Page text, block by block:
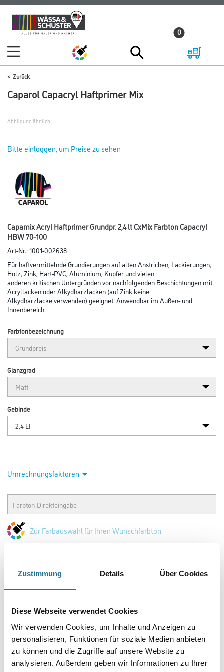
Zustimmung Details Über Cookies
Diese Webseite verwendet Cookies
Wir verwenden Cookies, um Inhalte und Anzeigen zu
personalisieren, Funktionen für soziale Medien anbieten
zu können und die Zugriffe auf unsere Website zu
analysieren. Außerdem geben wir Informationen zu Ihrer
Zum
Inhalt
Zum
Navigationsmenü
0
Zurück
Caparol Capacryl Haftprimer Mix
Abbildung ähnlich
Bitte einloggen, um Preise zu sehen
Capamix Acryl Haftprimer Grundpr. 2,4 lt CxMix Farbton Capacryl
HBW 70-100
Art-Nr.:1001-002638
Für haftvermittelnde Grundierungen auf alten Anstrichen, Lackierungen,
Holz, Zink, Hart-PVC, Aluminium, Kupfer und vielen
anderen kritischen Untergründen vor nachfolgenden Beschichtungen mit
Acryl­lacken oder Alkyd­harzlacken (auf Zink keine
Alkydharz­lacke verwenden) geeignet. Anwendbar im Außen- und
Innenbereich.
Farbtonbezeichnung
Glanzgrad
Gebinde
Umrechnungsfaktoren
Zur Farbauswahl für Ihren Wunschfarbton